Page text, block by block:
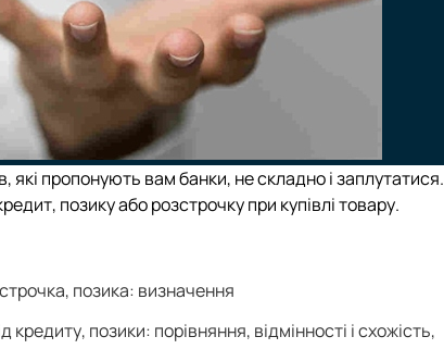
які пропонують вам банки, не складно і заплутатися.
позику або розстрочку при купівлі товару.
позика: визначення
кредиту, позики: порівняння, відмінності і схожість,